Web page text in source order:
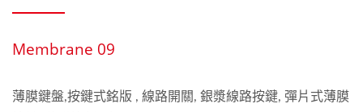
Membrane 09
薄膜鍵盤,按鍵式銘版 , 線路開關, 銀漿線路按鍵, 彈片式薄膜